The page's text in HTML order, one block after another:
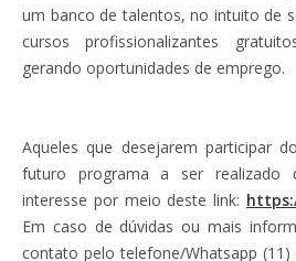
um banco de talentos, no intuito de
cursos profissionalizantes
gerando oportunidades de emprego.
Aqueles que desejarem participar
futuro programa a ser realizado
interesse por meio deste link:
Em caso de dúvidas ou mais
contato pelo telefone/Whatsapp